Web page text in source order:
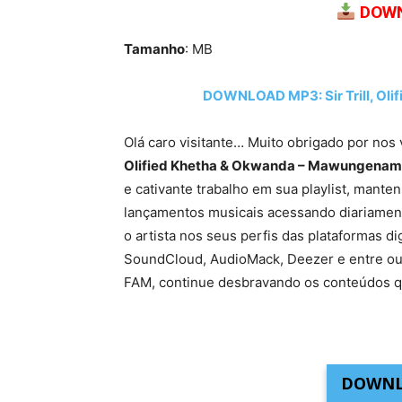
Tamanho: MB
DOWNLOAD MP3: Sir Trill,
Olá caro visitante… Muito obrigado por
Olified Khetha & Okwanda –
e cativante trabalho em sua playlist,
lançamentos musicais acessando
o artista nos seus perfis das plataformas
SoundCloud, AudioMack, Deezer e entre
FAM, continue desbravando os conteúdos